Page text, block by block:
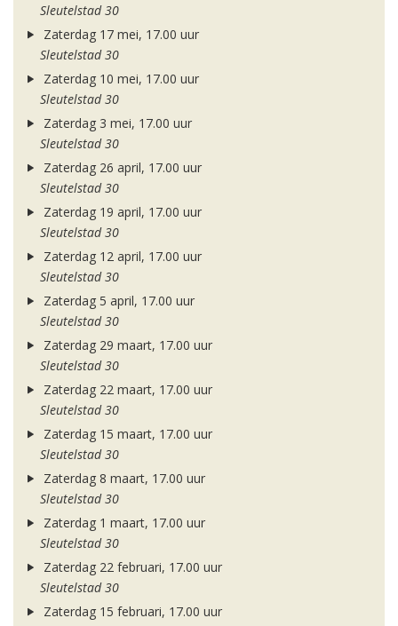
Sleutelstad 30
Zaterdag 17 mei, 17.00 uur
Sleutelstad 30
Zaterdag 10 mei, 17.00 uur
Sleutelstad 30
Zaterdag 3 mei, 17.00 uur
Sleutelstad 30
Zaterdag 26 april, 17.00 uur
Sleutelstad 30
Zaterdag 19 april, 17.00 uur
Sleutelstad 30
Zaterdag 12 april, 17.00 uur
Sleutelstad 30
Zaterdag 5 april, 17.00 uur
Sleutelstad 30
Zaterdag 29 maart, 17.00 uur
Sleutelstad 30
Zaterdag 22 maart, 17.00 uur
Sleutelstad 30
Zaterdag 15 maart, 17.00 uur
Sleutelstad 30
Zaterdag 8 maart, 17.00 uur
Sleutelstad 30
Zaterdag 1 maart, 17.00 uur
Sleutelstad 30
Zaterdag 22 februari, 17.00 uur
Sleutelstad 30
Zaterdag 15 februari, 17.00 uur